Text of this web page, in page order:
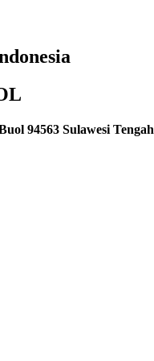
94563 Sulawesi Tengah